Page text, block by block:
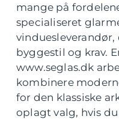
mange på
specialiseret
byggestil og krav.
www.seglas.dk
kombinere
for den klassiske
oplagt valg, hvis